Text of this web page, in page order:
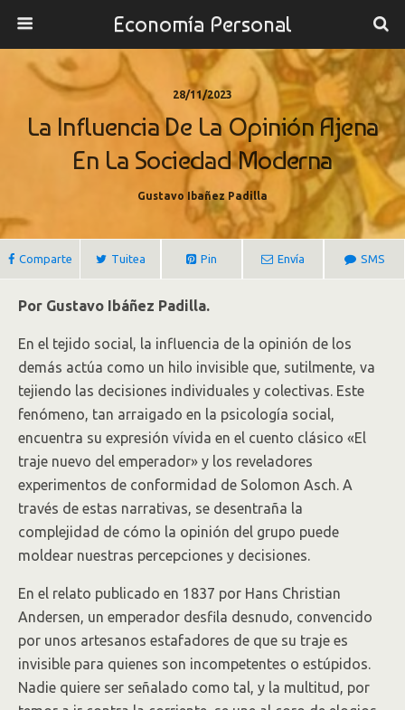
Economía Personal
28/11/2023
La Influencia De La Opinión Ajena
En La Sociedad Moderna
Gustavo Ibañez Padilla
Comparte Tuitea Pin Envía SMS
Por Gustavo Ibáñez Padilla.
En el tejido social, la influencia de la opinión de los
demás actúa como un hilo invisible que, sutilmente, va
tejiendo las decisiones individuales y colectivas. Este
fenómeno, tan arraigado en la psicología social,
encuentra su expresión vívida en el cuento clásico «El
traje nuevo del emperador» y los reveladores
experimentos de conformidad de Solomon Asch. A
través de estas narrativas, se desentraña la
complejidad de cómo la opinión del grupo puede
moldear nuestras percepciones y decisiones.
En el relato publicado en 1837 por Hans Christian
Andersen, un emperador desfila desnudo, convencido
por unos artesanos estafadores de que su traje es
invisible para quienes son incompetentes o estúpidos.
Nadie quiere ser señalado como tal, y la multitud, por